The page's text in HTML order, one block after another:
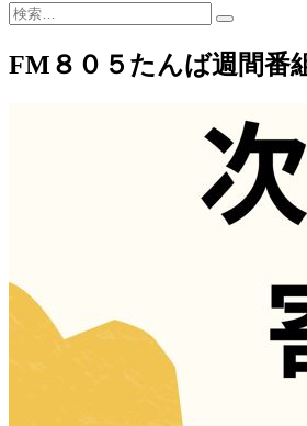
ナ
ビ
検
FM８０５たんば週間番